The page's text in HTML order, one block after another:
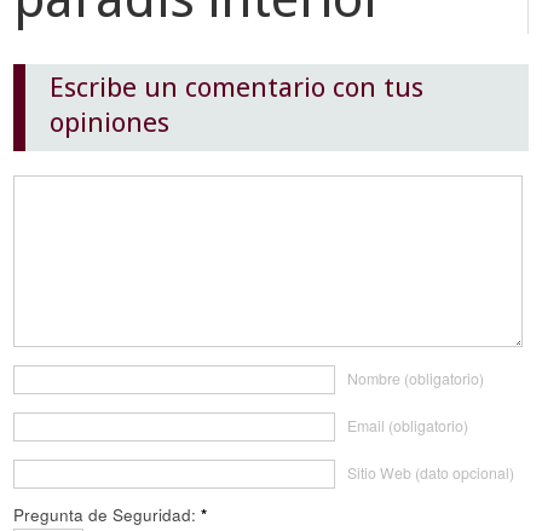
Escribe un comentario con tus
opiniones
Nombre (obligatorio)
Email (obligatorio)
Sitio Web (dato opcional)
Pregunta de Seguridad: *